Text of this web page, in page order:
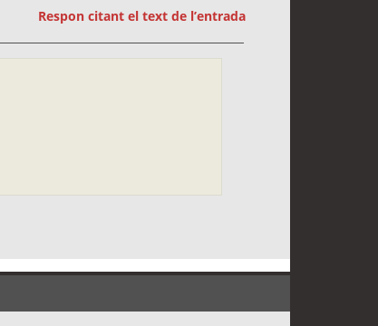
Respon citant el text de l’entrada